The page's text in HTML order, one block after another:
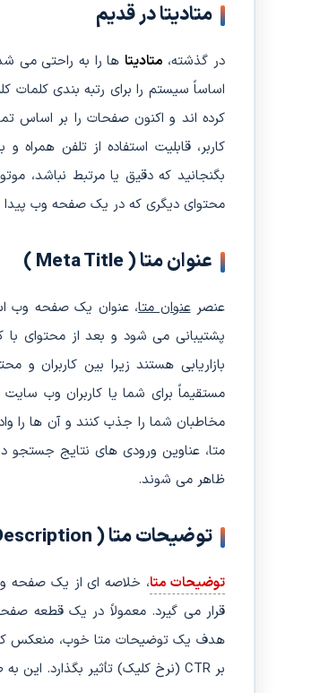
متادیتا در قدیم
در گذشته، متادیتا ها را به راحتی می
اساساً سیستم را برای رتبه بندی
کرده اند و اکنون صفحات را بر اساس
کاربر، قابلیت استفاده از تلفن
بگنجانید که دقیق یا مرتبط نباشد،
محتوای دیگری که در یک صفحه وب پیدا
عنوان متا ( Meta Title )
عنصرعنوان متا
پشتیبانی می شود و بعد از محتوای
بازاریابی هستند زیرا بین کاربران و
مستقیماً برای شما یا کاربران وب
مخاطبان شما را جذب کنند و آن ها را
ظاهر می شوند.
توضیحات متا ( Meta Description )
توضیحات متا، خلاصه ای از یک صفحه
هدف یک توضیحات متا خوب، منعکس
بر CTR (نرخ کلیک) تأثیر بگذارد. این به طور موثر عنوان متا را تکمیل می کند.